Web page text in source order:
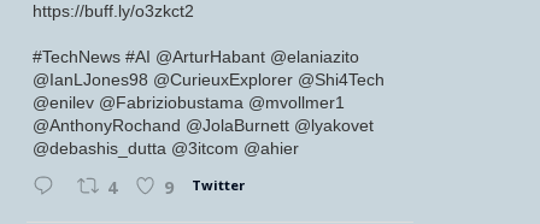
https://buff.ly/o3zkct2
#TechNews #AI @ArturHabant @elaniazito
@IanLJones98 @CurieuxExplorer @Shi4Tech
@enilev @Fabriziobustama @mvollmer1
@AnthonyRochand @JolaBurnett @lyakovet
@debashis_dutta @3itcom @ahier
4 9 Twitter